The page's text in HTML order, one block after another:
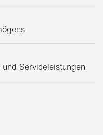
Serviceleistungen